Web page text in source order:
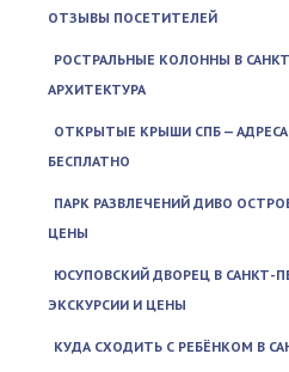
ОТЗЫВЫ ПОСЕТИТЕЛЕЙ
РОСТРАЛЬНЫЕ КОЛОННЫ В
АРХИТЕКТУРА
ОТКРЫТЫЕ КРЫШИ СПБ —
БЕСПЛАТНО
ПАРК РАЗВЛЕЧЕНИЙ ДИВО
ЦЕНЫ
ЮСУПОВСКИЙ ДВОРЕЦ В САНКТ-
ЭКСКУРСИИ И ЦЕНЫ
КУДА СХОДИТЬ С РЕБЁНКОМ В